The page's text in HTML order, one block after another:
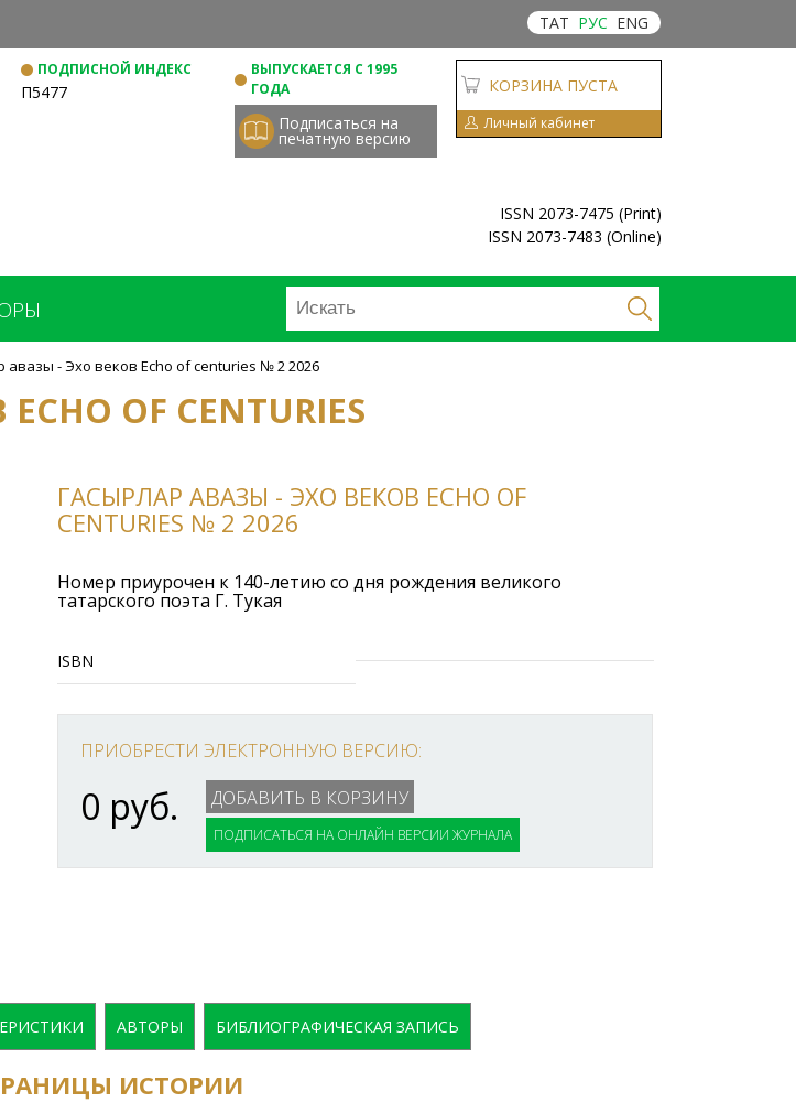
ТАТ РУС ENG
ПОДПИСНОЙ ИНДЕКС
П5477
ВЫПУСКАЕТСЯ С 1995
ГОДА
Подписаться на
печатную версию
КОРЗИНА ПУСТА
Личный кабинет
ISSN 2073-7475 (Print)
ISSN 2073-7483 (Online)
авазы - Эхо веков Echo of centuries № 2 2026
OF CENTURIES
ГАСЫРЛАР АВАЗЫ - ЭХО ВЕКОВ ECHO OF
CENTURIES № 2 2026
Номер приурочен к 140-летию со дня рождения великого
татарского поэта Г. Тукая
ISBN
ПРИОБРЕСТИ ЭЛЕКТРОННУЮ ВЕРСИЮ:
0 руб.
ПОДПИСАТЬСЯ НА ОНЛАЙН ВЕРСИИ ЖУРНАЛА
АВТОРЫ БИБЛИОГРАФИЧЕСКАЯ ЗАПИСЬ
ИСТОРИИ